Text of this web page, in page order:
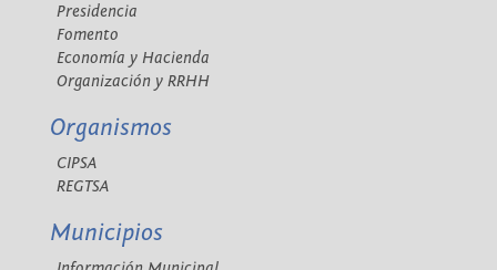
Presidencia
Fomento
Economía y Hacienda
Organización y RRHH
Organismos
CIPSA
REGTSA
Municipios